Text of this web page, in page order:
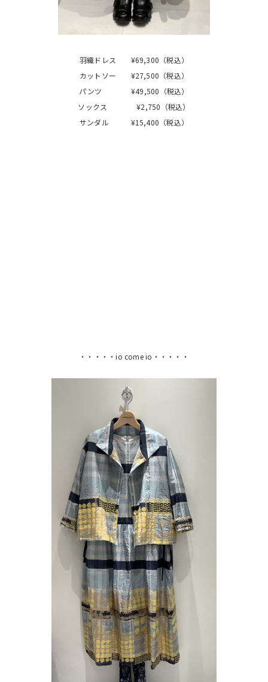
羽織ドレス ¥69,300（税込）
カットソー ¥27,500（税込）
パンツ ¥49,500（税込）
ソックス ¥2,750（税込）
サンダル ¥15,400（税込）
・・・・・io come io・・・・・